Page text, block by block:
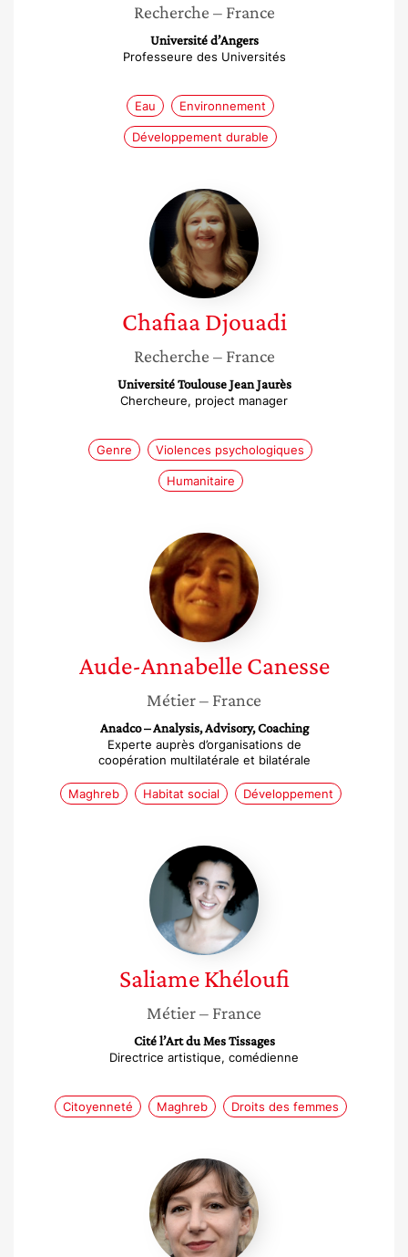
Recherche – France
Université d’Angers
Professeure des Universités
Eau Environnement
Développement durable
Chafiaa
Djouadi
Chafiaa Djouadi
Recherche – France
Université Toulouse Jean Jaurès
Chercheure, project manager
Genre Violences psychologiques
Humanitaire
Aude-
Annabelle
Canesse
Aude-Annabelle Canesse
Métier– France
Anadco – Analysis, Advisory, Coaching
Experte auprès d’organisations de
coopération multilatérale et bilatérale
Maghreb Habitat social Développement
Saliame
Khéloufi
Saliame Khéloufi
Métier– France
Cité l’Art du Mes Tissages
Directrice artistique, comédienne
Citoyenneté Maghreb Droits des femmes
Pauline
Chabbert